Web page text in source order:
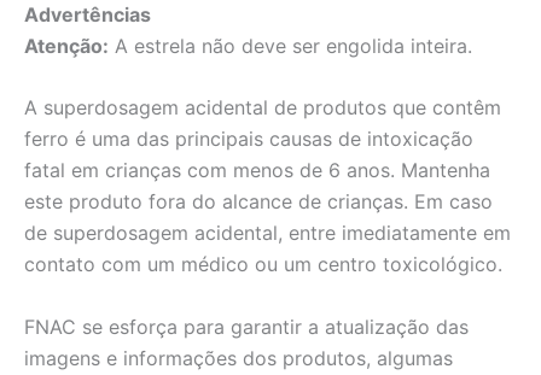
Advertências
Atenção: A estrela não deve ser engolida inteira.
A superdosagem acidental de produtos que contêm
ferro é uma das principais causas de intoxicação
fatal em crianças com menos de 6 anos. Mantenha
este produto fora do alcance de crianças. Em caso
de superdosagem acidental, entre imediatamente em
contato com um médico ou um centro toxicológico.
FNAC se esforça para garantir a atualização das
imagens e informações dos produtos, algumas